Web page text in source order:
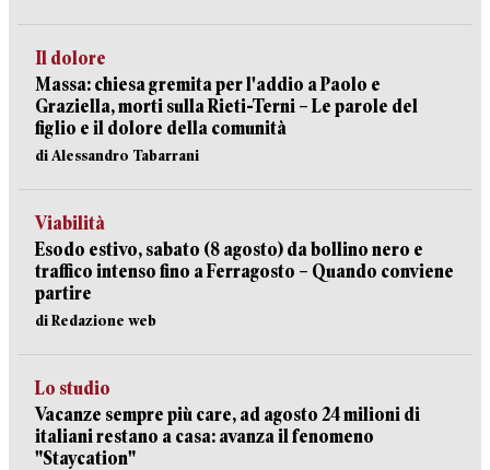
Il dolore
Massa: chiesa gremita per l'addio a Paolo e
Graziella, morti sulla Rieti-Terni – Le parole del
figlio e il dolore della comunità
di Alessandro Tabarrani
Viabilità
Esodo estivo, sabato (8 agosto) da bollino nero e
traffico intenso fino a Ferragosto – Quando conviene
partire
di Redazione web
Lo studio
Vacanze sempre più care, ad agosto 24 milioni di
italiani restano a casa: avanza il fenomeno
"Staycation"